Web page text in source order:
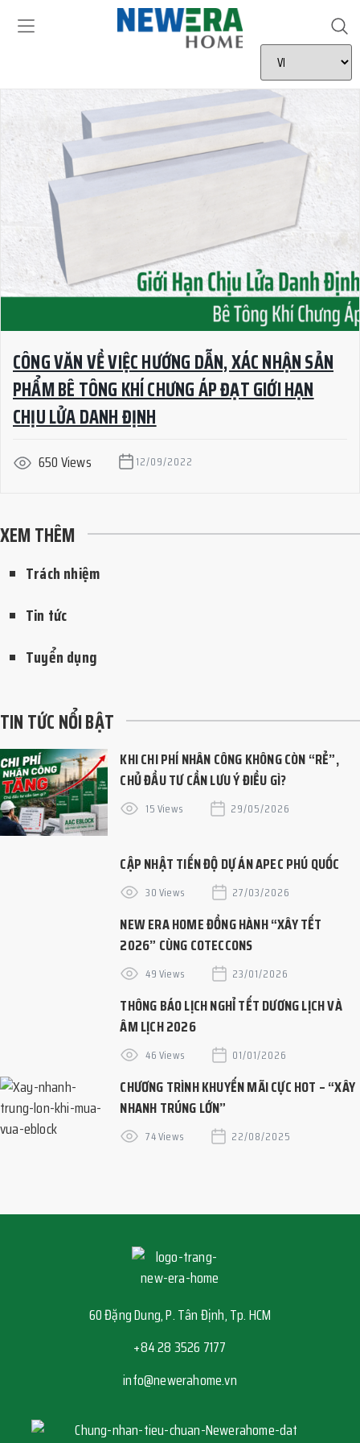
CÔNG VĂN VỀ VIỆC HƯỚNG DẪN, XÁC NHẬN SẢN
PHẨM BÊ TÔNG KHÍ CHƯNG ÁP ĐẠT GIỚI HẠN
CHỊU LỬA DANH ĐỊNH
650 Views 12/09/2022
XEM THÊM
Trách nhiệm
Tin tức
Tuyển dụng
TIN TỨC NỔI BẬT
KHI CHI PHÍ NHÂN CÔNG KHÔNG CÒN “RẺ”,
CHỦ ĐẦU TƯ CẦN LƯU Ý ĐIỀU GÌ?
15 Views 29/05/2026
CẬP NHẬT TIẾN ĐỘ DỰ ÁN APEC PHÚ QUỐC
30 Views 27/03/2026
NEW ERA HOME ĐỒNG HÀNH “XÂY TẾT
2026” CÙNG COTECCONS
49 Views 23/01/2026
THÔNG BÁO LỊCH NGHỈ TẾT DƯƠNG LỊCH VÀ
ÂM LỊCH 2026
46 Views 01/01/2026
CHƯƠNG TRÌNH KHUYẾN MÃI CỰC HOT – “XÂY
NHANH TRÚNG LỚN”
74 Views 22/08/2025
60 Đặng Dung, P. Tân Định, Tp. HCM
+84 28 3526 7177
info@newerahome.vn